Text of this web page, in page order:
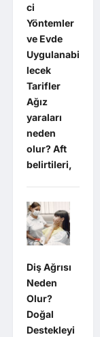
ci
Yöntemler
ve Evde
Uygulanabi
lecek
Tarifler
Ağız
yaraları
neden
olur? Aft
belirtileri,
Diş Ağrısı
Neden
Olur?
Doğal
Destekleyi